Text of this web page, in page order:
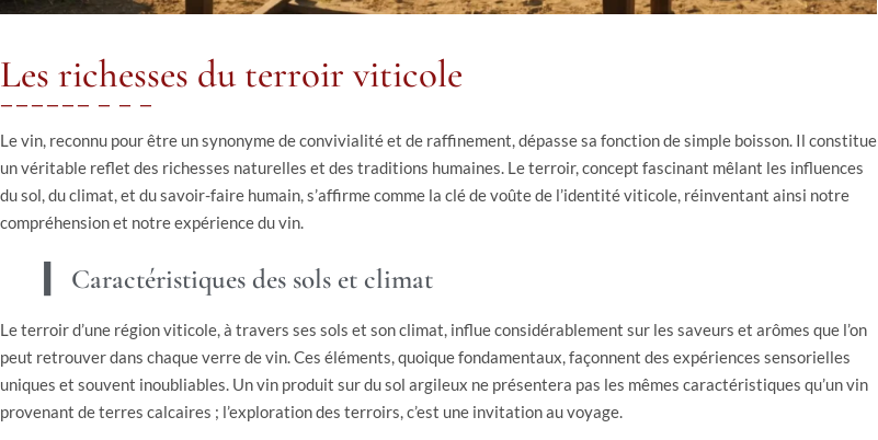
Les richesses du terroir viticole
Le vin, reconnu pour être un synonyme de convivialité et de raffinement, dépasse sa fonction de simple boisson. Il constitue
un véritable reflet des richesses naturelles et des traditions humaines. Le terroir, concept fascinant mêlant les influences
du sol, du climat, et du savoir-faire humain, s’affirme comme la clé de voûte de l’identité viticole, réinventant ainsi notre
compréhension et notre expérience du vin.
Caractéristiques des sols et climat
Le terroir d’une région viticole, à travers ses sols et son climat, influe considérablement sur les saveurs et arômes que l’on
peut retrouver dans chaque verre de vin. Ces éléments, quoique fondamentaux, façonnent des expériences sensorielles
uniques et souvent inoubliables. Un vin produit sur du sol argileux ne présentera pas les mêmes caractéristiques qu’un vin
provenant de terres calcaires ; l’exploration des terroirs, c’est une invitation au voyage.